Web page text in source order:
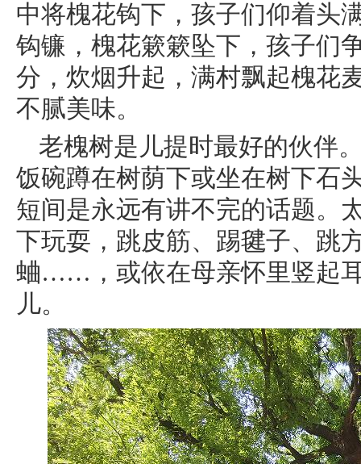
中将槐花钩下，孩子们仰着头
钩镰，槐花簌簌坠下，孩子们
分，炊烟升起，满村飘起槐花
不腻美味。
老槐树是儿提时最好的伙伴
饭碗蹲在树荫下或坐在树下石
短间是永远有讲不完的话题。
下玩耍，跳皮筋、踢毽子、跳
蛐……，或依在母亲怀里竖起
儿。